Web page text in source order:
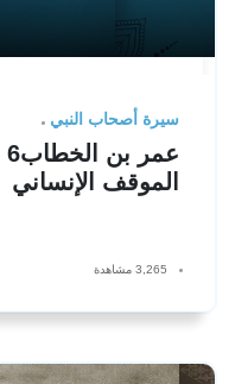
سيرة أصحاب النبي
الموقف الإنساني
3,265 مشاهدة